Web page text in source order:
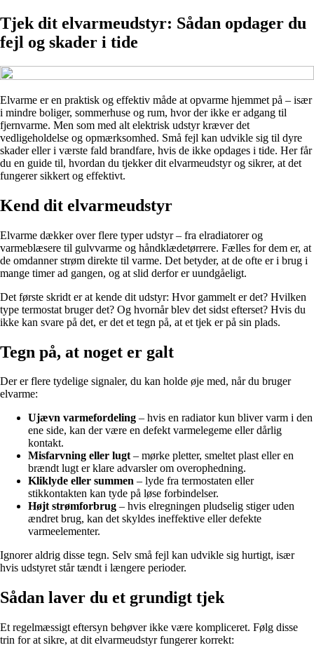
Tjek dit elvarmeudstyr: Sådan opdager du
fejl og skader i tide
Elvarme er en praktisk og effektiv måde at opvarme hjemmet på – især
i mindre boliger, sommerhuse og rum, hvor der ikke er adgang til
fjernvarme. Men som med alt elektrisk udstyr kræver det
vedligeholdelse og opmærksomhed. Små fejl kan udvikle sig til dyre
skader eller i værste fald brandfare, hvis de ikke opdages i tide. Her får
du en guide til, hvordan du tjekker dit elvarmeudstyr og sikrer, at det
fungerer sikkert og effektivt.
Kend dit elvarmeudstyr
Elvarme dækker over flere typer udstyr – fra elradiatorer og
varmeblæsere til gulvvarme og håndklædetørrere. Fælles for dem er, at
de omdanner strøm direkte til varme. Det betyder, at de ofte er i brug i
mange timer ad gangen, og at slid derfor er uundgåeligt.
Det første skridt er at kende dit udstyr: Hvor gammelt er det? Hvilken
type termostat bruger det? Og hvornår blev det sidst efterset? Hvis du
ikke kan svare på det, er det et tegn på, at et tjek er på sin plads.
Tegn på, at noget er galt
Der er flere tydelige signaler, du kan holde øje med, når du bruger
elvarme:
Ujævn varmefordeling – hvis en radiator kun bliver varm i den
ene side, kan der være en defekt varmelegeme eller dårlig
kontakt.
Misfarvning eller lugt– mørke pletter, smeltet plast eller en
brændt lugt er klare advarsler om overophedning.
Kliklyde eller summen – lyde fra termostaten eller
stikkontakten kan tyde på løse forbindelser.
Højt strømforbrug – hvis elregningen pludselig stiger uden
ændret brug, kan det skyldes ineffektive eller defekte
varmeelementer.
Ignorer aldrig disse tegn. Selv små fejl kan udvikle sig hurtigt, især
hvis udstyret står tændt i længere perioder.
Sådan laver du et grundigt tjek
Et regelmæssigt eftersyn behøver ikke være kompliceret. Følg disse
trin for at sikre, at dit elvarmeudstyr fungerer korrekt: